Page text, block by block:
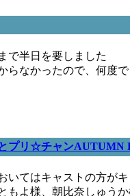
で半日を要しました
らなかったので、何度で
プリ☆チャンAUTUMN
いてはキャストの方が
もよ様、朝比奈しゅう